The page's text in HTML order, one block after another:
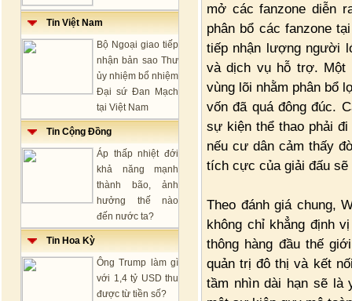
Tin Việt Nam
Bộ Ngoại giao tiếp
nhận bản sao Thư
ủy nhiệm bổ nhiệm
Đại sứ Đan Mạch
tại Việt Nam
Tin Cộng Đồng
Áp thấp nhiệt đới
khả năng mạnh
thành bão, ảnh
hưởng thế nào
đến nước ta?
Tin Hoa Kỳ
Ông Trump làm gì
với 1,4 tỷ USD thu
được từ tiền số?
mở các fanzone diễn
phân bổ các fanzone
tiếp nhận lượng người
và dịch vụ hỗ trợ. Một
vùng lõi nhằm phân bổ
vốn đã quá đông đúc.
sự kiện thể thao phải
nếu cư dân cảm thấy
tích cực của giải đấu sẽ
Theo đánh giá chung,
không chỉ khẳng định
thông hàng đầu thế
quản trị đô thị và kết
tầm nhìn dài hạn sẽ là